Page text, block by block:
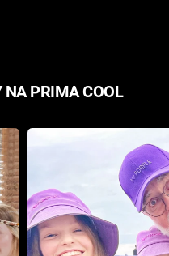
NA PRIMA COOL